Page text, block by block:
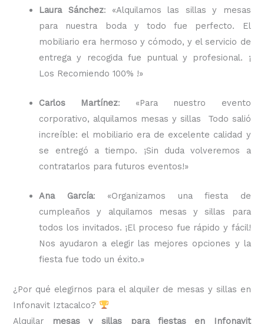
Laura Sánchez: «Alquilamos las sillas y mesas
para nuestra boda y todo fue perfecto. El
mobiliario era hermoso y cómodo, y el servicio de
entrega y recogida fue puntual y profesional. ¡
Los Recomiendo 100% !»
Carlos Martínez: «Para nuestro evento
corporativo, alquilamos mesas y sillas Todo salió
increíble: el mobiliario era de excelente calidad y
se entregó a tiempo. ¡Sin duda volveremos a
contratarlos para futuros eventos!»
Ana García: «Organizamos una fiesta de
cumpleaños y alquilamos mesas y sillas para
todos los invitados. ¡El proceso fue rápido y fácil!
Nos ayudaron a elegir las mejores opciones y la
fiesta fue todo un éxito.»
¿Por qué elegirnos para el alquiler de mesas y sillas en
Infonavit Iztacalco?
Alquilar
mesas y sillas para fiestas en Infonavit